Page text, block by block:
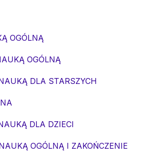
OGÓLNĄ
OGÓLNĄ
DLA STARSZYCH
DLA DZIECI
OGÓLNĄ I ZAKOŃCZENIE